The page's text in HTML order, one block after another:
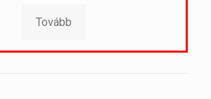
Tovább